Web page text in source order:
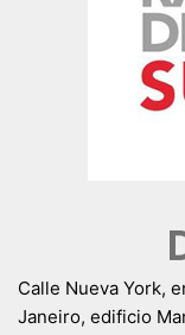
Calle Nueva York,
Janeiro, edificio